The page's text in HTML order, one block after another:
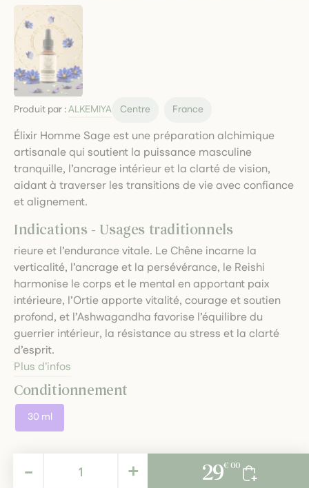
Produit par :ALKEMIYA Centre France
Élixir Homme Sage est une préparation alchimique
artisanale qui soutient la puissance masculine
tranquille, l’ancrage intérieur et la clarté de vision,
aidant à traverser les transitions de vie avec confiance
et alignement.
Indications - Usages traditionnels
rieure et l’endurance vitale. Le Chêne incarne la
verticalité, l’ancrage et la persévérance, le Reishi
harmonise le corps et le mental en apportant paix
intérieure, l’Ortie apporte vitalité, courage et soutien
profond, et l’Ashwagandha favorise l’équilibre du
guerrier intérieur, la résistance au stress et la clarté
d’esprit.
Plus d'infos
Conditionnement
30 ml
29,00 € TTC+
- 29€ 00